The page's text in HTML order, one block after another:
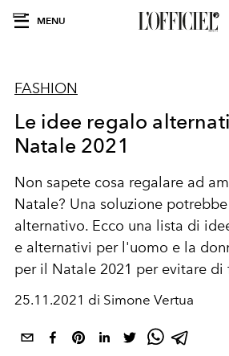
MENU
FASHION
Le idee regalo
Natale 2021
Non sapete cosa regalare ad
Natale? Una soluzione
alternativo. Ecco una lista di
e alternativi per l'uomo e la
per il Natale 2021 per evitare
25.11.2021 di Simone Vertua